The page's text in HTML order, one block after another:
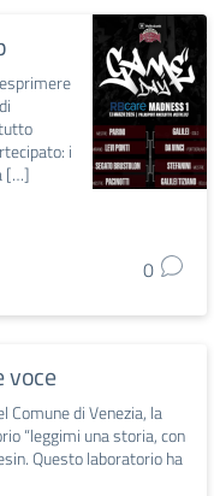
i
[…]
0
voce
Comune di Venezia, la
“leggimi una storia, con
Questo laboratorio ha